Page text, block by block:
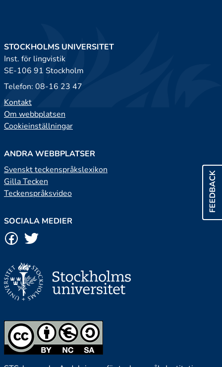
FEEDBACK
STOCKHOLMS UNIVERSITET
Inst. för lingvistik
SE-106 91 Stockholm
Telefon: 08-16 23 47
Kontakt
Om webbplatsen
Cookieinställningar
ANDRA WEBBPLATSER
Svenskt teckenspråkslexikon
Gilla Tecken
Teckenspråksvideo
SOCIALA MEDIER